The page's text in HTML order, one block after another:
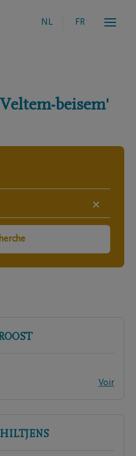
NL FR
beisem'
×
Voir